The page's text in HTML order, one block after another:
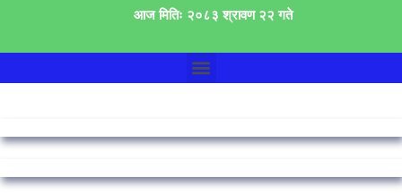
आज मितिः २०८३ श्रावण २२ गते